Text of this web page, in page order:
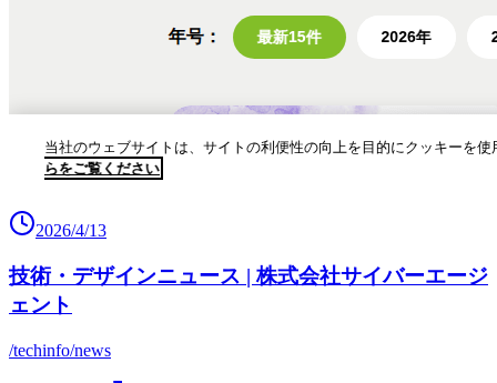
2026/4/13
技術・デザインニュース | 株式会社サイバーエージ
ェント
/techinfo/news